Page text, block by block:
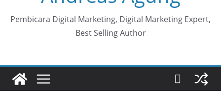
Pembicara Digital Marketing, Digital Marketing Expert,
Best Selling Author